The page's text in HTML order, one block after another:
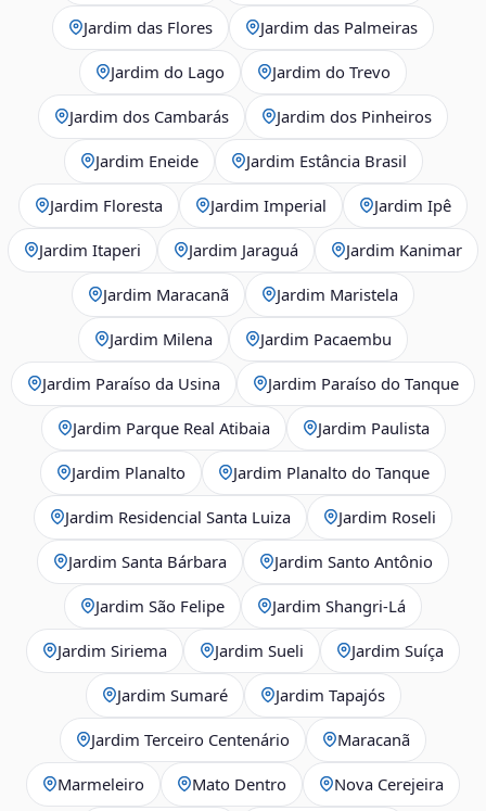
Jardim das Flores Jardim das Palmeiras
Jardim do Lago Jardim do Trevo
Jardim dos Cambarás Jardim dos Pinheiros
Jardim Eneide Jardim Estância Brasil
Jardim Floresta Jardim Imperial Jardim Ipê
Jardim Itaperi Jardim Jaraguá Jardim Kanimar
Jardim Maracanã Jardim Maristela
Jardim Milena Jardim Pacaembu
Jardim Paraíso da Usina Jardim Paraíso do Tanque
Jardim Parque Real Atibaia Jardim Paulista
Jardim Planalto Jardim Planalto do Tanque
Jardim Residencial Santa Luiza Jardim Roseli
Jardim Santa Bárbara Jardim Santo Antônio
Jardim São Felipe Jardim Shangri-Lá
Jardim Siriema Jardim Sueli Jardim Suíça
Jardim Sumaré Jardim Tapajós
Jardim Terceiro Centenário Maracanã
Marmeleiro Mato Dentro Nova Cerejeira